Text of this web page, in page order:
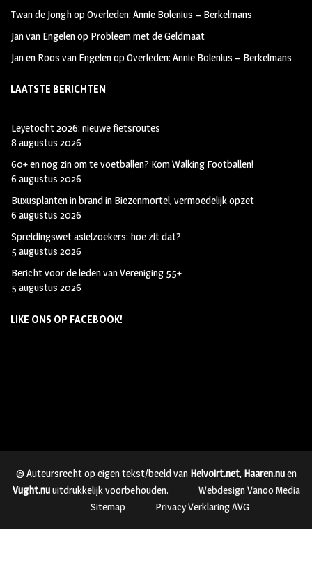
Twan de JonghopOverleden: Annie Bolenius – Berkelmans
Jan van Engelenop Probleem met de Geldmaat
Jan en Roos van EngelenopOverleden: Annie Bolenius – Berkelmans
LAATSTE BERICHTEN
Leyetocht 2026: nieuwe fietsroutes
8 augustus 2026
60+ en nog zin om te voetballen? Kom Walking Footballen!
6 augustus 2026
Buxusplanten in brand in Biezenmortel, vermoedelijk opzet
6 augustus 2026
Spreidingswet asielzoekers: hoe zit dat?
5 augustus 2026
Bericht voor de leden van Vereniging 55+
5 augustus 2026
LIKE ONS OP FACEBOOK!
© Auteursrecht op eigen tekst/beeld van Helvoirt.net, Haaren.nuen
Vught.nuuitdrukkelijk voorbehouden.
Webdesign Vanoo Media
Sitemap
Privacy Verklaring AVG